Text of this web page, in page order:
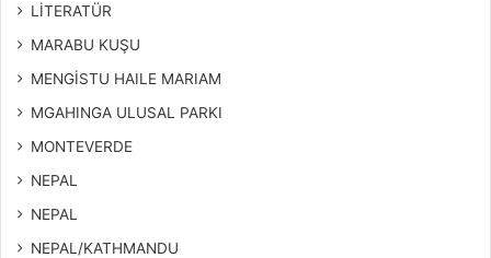
LİTERATÜR
MARABU KUŞU
MENGİSTU HAILE MARIAM
MGAHINGA ULUSAL PARKI
MONTEVERDE
NEPAL
NEPAL
NEPAL/KATHMANDU